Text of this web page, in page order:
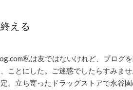
える
私は友ではないけれど、ブログ
ことにした。ご迷惑でしたらすみま
。立ち寄ったドラッグストアで永谷